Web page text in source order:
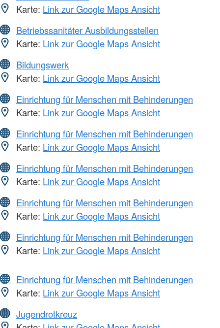
Karte: Link zur Google Maps Ansicht
Betriebssanitäter Ausbildungsstellen
Karte: Link zur Google Maps Ansicht
Bildungswerk
Karte: Link zur Google Maps Ansicht
Einrichtung für Menschen mit Behinderungen
Karte: Link zur Google Maps Ansicht
Einrichtung für Menschen mit Behinderungen
Karte: Link zur Google Maps Ansicht
Einrichtung für Menschen mit Behinderungen
Karte: Link zur Google Maps Ansicht
Einrichtung für Menschen mit Behinderungen
Karte: Link zur Google Maps Ansicht
Einrichtung für Menschen mit Behinderungen
Karte: Link zur Google Maps Ansicht
Einrichtung für Menschen mit Behinderungen
Karte: Link zur Google Maps Ansicht
Jugendrotkreuz